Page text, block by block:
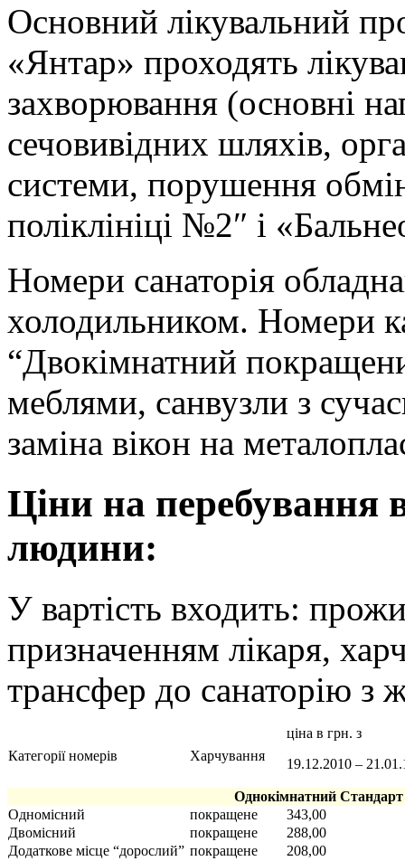
Основний лікувальний
«Янтар» проходять
захворювання (основні
сечовивідних шляхів,
системи, порушення
поліклініці №2″ і
Номери санаторія
холодильником. Номери
“Двокімнатний
меблями, санвузли з
заміна вікон на
Ціни на перебування
людини:
У вартість входить:
призначенням лікаря,
трансфер до санаторію з
Категорії номерів Харчування
ціна в грн. з
19.12.2010 –
Однокімнатний Стандарт
Одномісний
покращене
343,00
Двомісний
покращене
288,00
Додаткове місце “дорослий” покращене
208,00